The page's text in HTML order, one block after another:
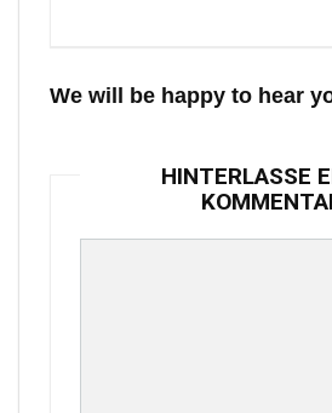
We will be happy to hear
HINTERLASSE